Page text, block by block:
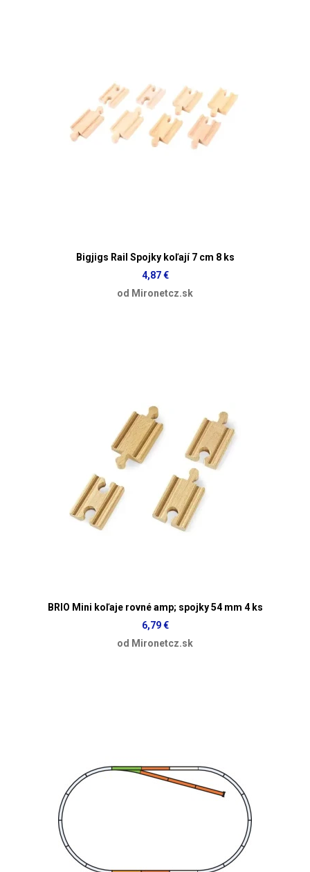
Bigjigs Rail Spojky koľají 7 cm 8 ks
4,87 €
od Mironetcz.sk
BRIO Mini koľaje rovné amp; spojky 54 mm 4 ks
6,79 €
od Mironetcz.sk